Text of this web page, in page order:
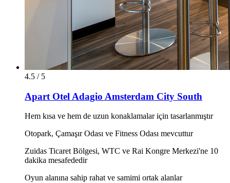
4.5 / 5
Apart Otel Adagio Amsterdam City South
Hem kısa ve hem de uzun konaklamalar için tasarlanmıştır
Otopark, Çamaşır Odası ve Fitness Odası mevcuttur
Zuidas Ticaret Bölgesi, WTC ve Rai Kongre Merkezi'ne 10
dakika mesafededir
Oyun alanına sahip rahat ve samimi ortak alanlar